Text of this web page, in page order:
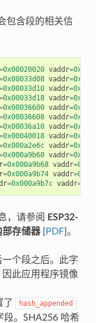
包含段的相关信
0x00020020 vaddr=
0x00033d08 vaddr=
0x00033d10 vaddr=
0x00033d18 vaddr=
0x00036600 vaddr=
0x00036608 vaddr=
0x00036a10 vaddr=
0x00040018 vaddr=
0x000a2e6c vaddr=
0x000a9b60 vaddr=
=0x000a9b68 vaddr=
=0x000a9b74 vaddr=
=0x000a9b7c vaddr=
，请参阅
ESP32-
部存储器[ PDF]。
个段之后。此字
此应用程序镜像
了 hash_appended
段。SHA256 哈希